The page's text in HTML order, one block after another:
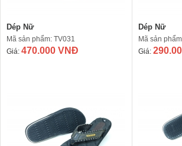
Dép Nữ
Mã sản phẩm: TV031
Giá: 470.000 VNĐ
Dép Nữ
Mã sản
Giá: